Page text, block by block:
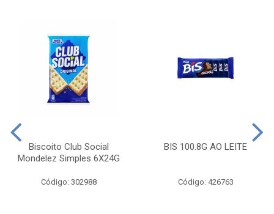
Biscoito Club Social
Mondelez Simples 6X24G
Código: 302988
BIS 100.8G AO LEITE
Código: 426763